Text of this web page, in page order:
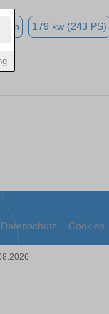
179 kw (243 PS)
Datenschutz Cookies